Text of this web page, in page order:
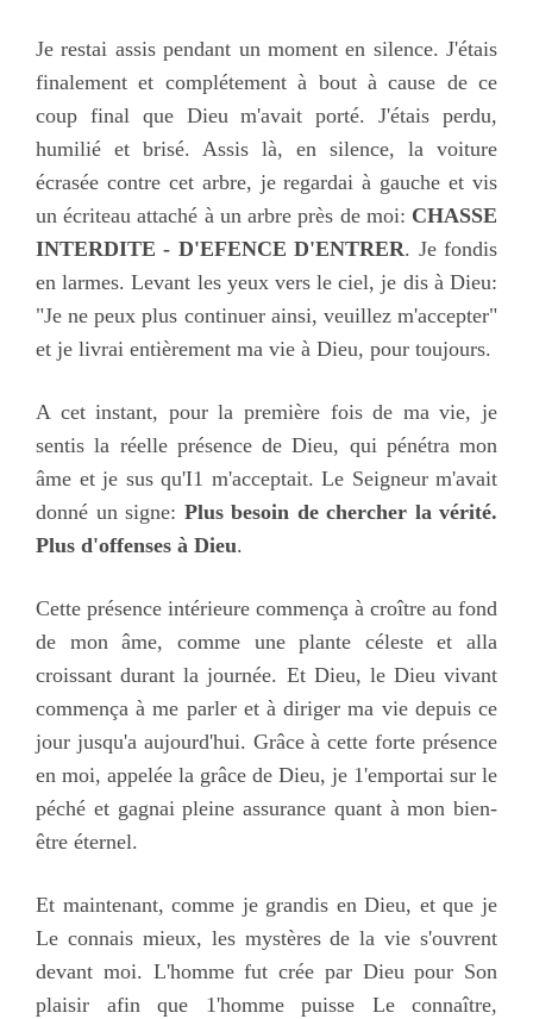
Je restai assis pendant un moment en silence. J'étais
finalement et complétement à bout à cause de ce
coup final que Dieu m'avait porté. J'étais perdu,
humilié et brisé. Assis là, en silence, la voiture
écrasée contre cet arbre, je regardai à gauche et vis
un écriteau attaché à un arbre près de moi: CHASSE
INTERDITE - D'EFENCE D'ENTRER. Je fondis
en larmes. Levant les yeux vers le ciel, je dis à Dieu:
"Je ne peux plus continuer ainsi, veuillez m'accepter"
et je livrai entièrement ma vie à Dieu, pour toujours.
A cet instant, pour la première fois de ma vie, je
sentis la réelle présence de Dieu, qui pénétra mon
âme et je sus qu'I1 m'acceptait. Le Seigneur m'avait
donné un signe: Plus besoin de chercher la vérité.
Plus d'offenses à Dieu.
Cette présence intérieure commença à croître au fond
de mon âme, comme une plante céleste et alla
croissant durant la journée. Et Dieu, le Dieu vivant
commença à me parler et à diriger ma vie depuis ce
jour jusqu'a aujourd'hui. Grâce à cette forte présence
en moi, appelée la grâce de Dieu, je 1'emportai sur le
péché et gagnai pleine assurance quant à mon bien-
être éternel.
Et maintenant, comme je grandis en Dieu, et que je
Le connais mieux, les mystères de la vie s'ouvrent
devant moi. L'homme fut crée par Dieu pour Son
plaisir afin que 1'homme puisse Le connaître,